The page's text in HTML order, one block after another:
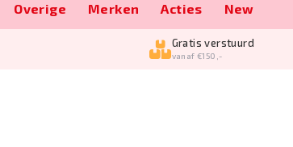
Overige Merken Acties New
Gratis verstuurd
vanaf €150,-